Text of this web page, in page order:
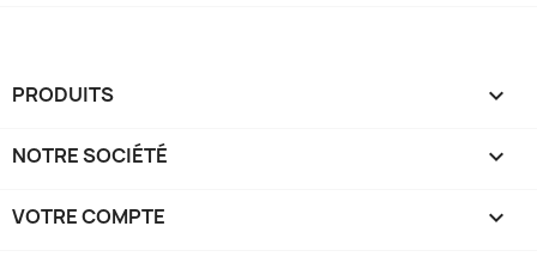
PRODUITS 
NOTRE SOCIÉTÉ 
VOTRE COMPTE 